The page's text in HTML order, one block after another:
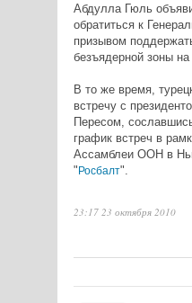
Абдулла Гюль
обратиться к
призывом
безъядерной зоны
В то же время,
встречу с
Пересом,
график встреч в
Ассамблеи ООН в
"Росбалт".
23:17 23 октября 2010